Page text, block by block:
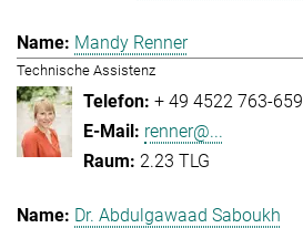
Mandy Renner
Technische Assistenz
+ 49 4522 763-659
renner@...
2.23 TLG
Dr. Abdulgawaad Saboukh